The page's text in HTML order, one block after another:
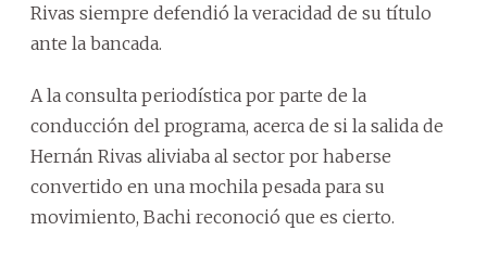
Rivas siempre defendió la veracidad de su título
ante la bancada.
A la consulta periodística por parte de la
conducción del programa, acerca de si la salida de
Hernán Rivas aliviaba al sector por haberse
convertido en una mochila pesada para su
movimiento, Bachi reconoció que es cierto.